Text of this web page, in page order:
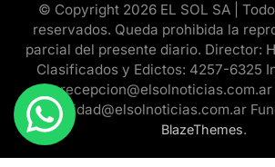
© Copyright 2026 EL SOL SA |
reservados. Queda prohibida la
parcial del presente diario. Director:
Clasificados y Edictos: 4257-6325
publicidad@elsolnoticias.com.ar
BlazeThemes.